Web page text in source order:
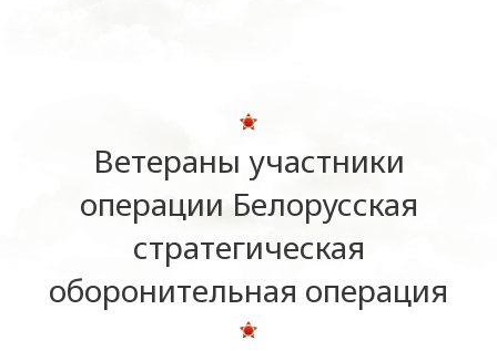
Ветераны участники
операции Белорусская
стратегическая
оборонительная операция